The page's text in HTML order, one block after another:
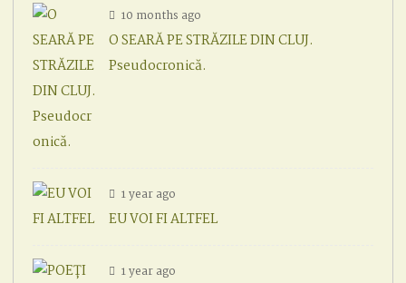
10 months ago
O SEARĂ PE STRĂZILE DIN CLUJ.
Pseudocronică.
1 year ago
EU VOI FI ALTFEL
1 year ago